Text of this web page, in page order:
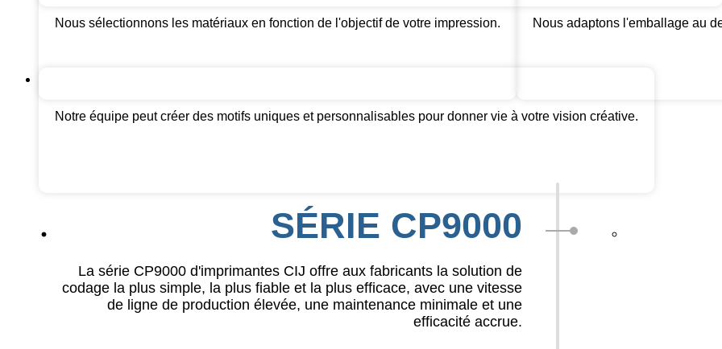
Nous sélectionnons les matériaux en fonction de l'objectif de votre impression. Nous adaptons l'emballage au
Notre équipe peut créer des motifs uniques et personnalisables pour donner vie à votre vision créative.
SÉRIE CP9000
La série CP9000 d'imprimantes CIJ offre aux fabricants la solution de
codage la plus simple, la plus fiable et la plus efficace, avec une vitesse
de ligne de production élevée, une maintenance minimale et une
efficacité accrue.